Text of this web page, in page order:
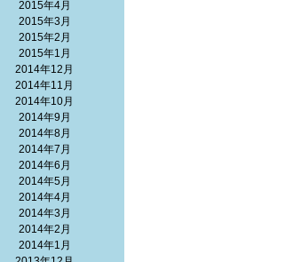
2015年4月
2015年3月
2015年2月
2015年1月
2014年12月
2014年11月
2014年10月
2014年9月
2014年8月
2014年7月
2014年6月
2014年5月
2014年4月
2014年3月
2014年2月
2014年1月